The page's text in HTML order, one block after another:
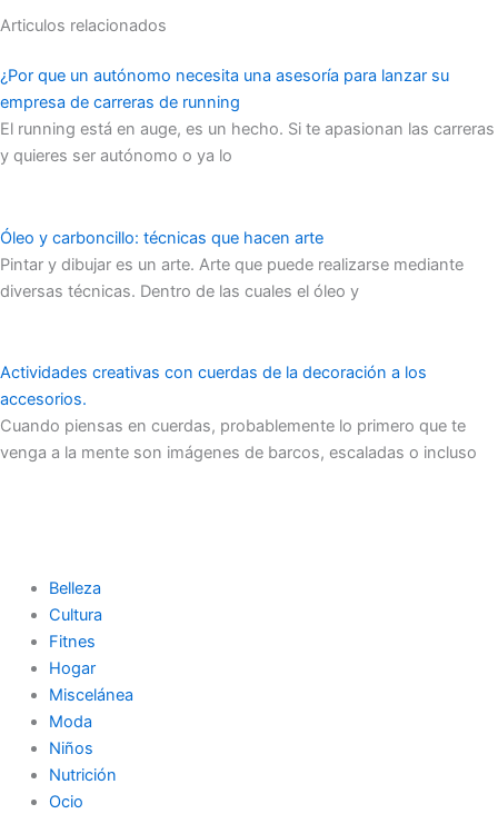
Articulos relacionados
¿Por que un autónomo necesita una asesoría para lanzar su
empresa de carreras de running
El running está en auge, es un hecho. Si te apasionan las carreras
y quieres ser autónomo o ya lo
Óleo y carboncillo: técnicas que hacen arte
Pintar y dibujar es un arte. Arte que puede realizarse mediante
diversas técnicas. Dentro de las cuales el óleo y
Actividades creativas con cuerdas de la decoración a los
accesorios.
Cuando piensas en cuerdas, probablemente lo primero que te
venga a la mente son imágenes de barcos, escaladas o incluso
Belleza
Cultura
Fitnes
Hogar
Miscelánea
Moda
Niños
Nutrición
Ocio